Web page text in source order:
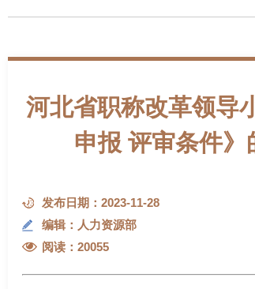
河北省职称改革领导
申报 评审条件》
发布日期：2023-11-28
编辑：人力资源部
阅读： 20055